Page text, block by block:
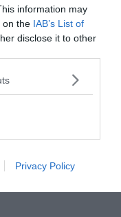
information may
on the IAB’s List of
disclose it to other
Privacy Policy
sur la ville
sur